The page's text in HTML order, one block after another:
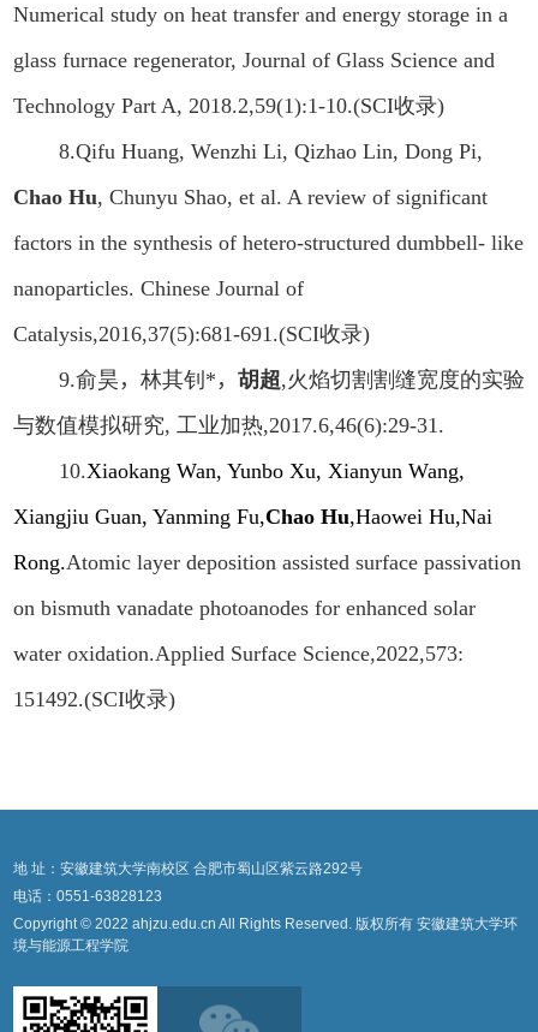
Numerical study on heat transfer and energy storage in a
glass furnace regenerator, Journal of Glass Science and
Technology Part A, 2018.2,59(1):1-10.(SCI收录)
8.Qifu Huang, Wenzhi Li, Qizhao Lin, Dong Pi,
Chao Hu, Chunyu Shao, et al. A review of significant
factors in the synthesis of hetero-structured dumbbell- like
nanoparticles. Chinese Journal of
Catalysis,2016,37(5):681-691.(SCI收录)
9.俞昊 ， 林其钊* ， 胡超, 火焰切割割缝宽度的实验
与数值模拟研究, 工业加热,2017.6,46(6):29-31.
10.Xiaokang Wan, Yunbo Xu, Xianyun Wang,
Xiangjiu Guan, Yanming Fu,Chao Hu,Haowei Hu,Nai
Rong.Atomic layer deposition assisted surface passivation
on bismuth vanadate photoanodes for enhanced solar
water oxidation.Applied Surface Science,2022,573:
151492.(SCI收录)
地 址：安徽建筑大学南校区 合肥市蜀山区紫云路292号
电话：0551-63828123
Copyright © 2022 ahjzu.edu.cn All Rights Reserved. 版权所有 安徽建筑大学环
境与能源工程学院